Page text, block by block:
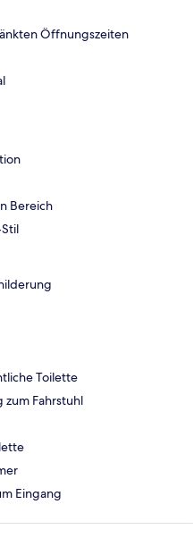
Öffnungszeiten
Bereich
Toilette
Fahrstuhl
Eingang